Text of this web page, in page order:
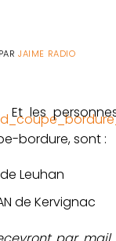
PARJAIME RADIO
Et les
bordure, sont :
de Leuhan
de Kervignac